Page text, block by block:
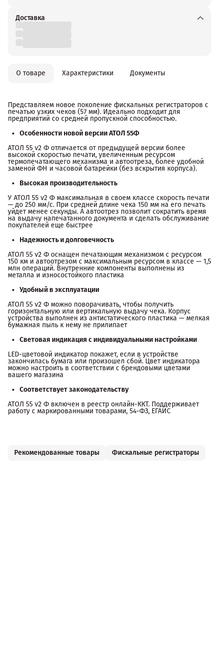
Доставка
О товаре Характеристики Документы
Представляем новое поколение фискальных регистраторов с
печатью узких чеков (57 мм). Идеально подходит для
предприятий со средней пропускной способностью.
Особенности новой версии АТОЛ 55Ф
АТОЛ 55 v2 Ф отличается от предыдущей версии более
высокой скоростью печати, увеличенным ресурсом
термопечатающего механизма и автоотреза, более удобной
заменой ФН и часовой батарейки (без вскрытия корпуса).
Высокая производительность
У АТОЛ 55 v2 Ф максимальная в своем классе скорость печати
— до 250 мм/с. При средней длине чека 150 мм на его печать
уйдет менее секунды. А автоотрез позволит сократить время
на выдачу напечатанного документа и сделать обслуживание
покупателей еще быстрее
Надежность и долговечность
АТОЛ 55 v2 Ф оснащен печатающим механизмом с ресурсом
150 км и автоотрезом с максимальным ресурсом в классе — 1,5
млн операций. Внутренние компоненты выполнены из
металла и износостойкого пластика
Удобный в эксплуатации
АТОЛ 55 v2 Ф можно поворачивать, чтобы получить
горизонтальную или вертикальную выдачу чека. Корпус
устройства выполнен из антистатического пластика — мелкая
бумажная пыль к нему не прилипает
Световая индикация с индивидуальными настройками
LED-цветовой индикатор покажет, если в устройстве
закончилась бумага или произошел сбой. Цвет индикатора
можно настроить в соответствии с брендовыми цветами
вашего магазина
Соответствует законодательству
АТОЛ 55 v2 Ф включен в реестр онлайн-ККТ. Поддерживает
работу с маркированными товарами, 54-ФЗ, ЕГАИС
Рекомендованные товары Фискальные регистраторы